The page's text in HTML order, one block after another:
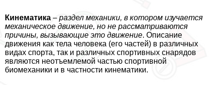
Кинематика – раздел механики, в котором изучается
механическое движение, но не рассматриваются
причины, вызывающие это движение. Описание
движения как тела человека (его частей) в различных
видах спорта, так и различных спортивных снарядов
являются неотъемлемой частью спортивной
биомеханики и в частности кинематики.